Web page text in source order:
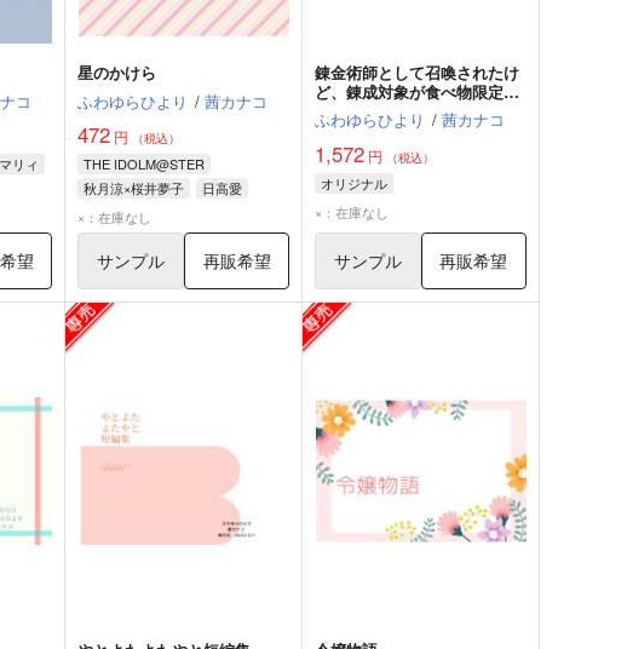
コ
リィ
望
星のかけら
ふわゆらひより / 茜カナコ
472 円 （税込）
THE IDOLM@STER
秋月涼×桜井夢子
日高愛
水谷絵理
×：在庫なし
サンプル 再販希望
錬金術師として召喚されたけ
ど、錬成対象が食べ物限定だ
ったので王宮を追い出されま
した
ふわゆらひより / 茜カナコ
1,572 円 （税込）
オリジナル
×：在庫なし
サンプル 再販希望